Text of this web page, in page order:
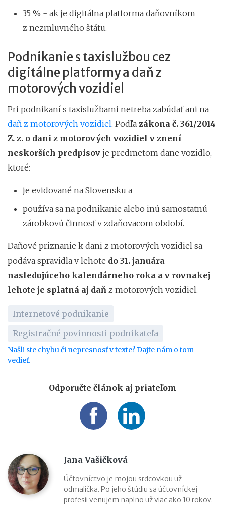
35 % - ak je digitálna platforma daňovníkom
z nezmluvného štátu.
Podnikanie s taxislužbou cez
digitálne platformy a daň z
motorových vozidiel
Pri podnikaní s taxislužbami netreba zabúdať ani na
daň z motorových vozidiel. Podľa zákona č. 361/2014
Z. z. o dani z motorových vozidiel v znení
neskorších predpisov je predmetom dane vozidlo,
ktoré:
je evidované na Slovensku a
používa sa na podnikanie alebo inú samostatnú
zárobkovú činnosť v zdaňovacom období.
Daňové priznanie k dani z motorových vozidiel sa
podáva spravidla v lehote do 31. januára
nasledujúceho kalendárneho roka a v rovnakej
lehote je splatná aj daň z motorových vozidiel.
Internetové podnikanie
Registračné povinnosti podnikateľa
Našli ste chybu či nepresnosť v texte? Dajte nám o tom
vedieť.
Odporučte článok aj priateľom
Jana Vašičková
Účtovníctvo je mojou srdcovkou už
odmalička. Po jeho štúdiu sa účtovníckej
profesii venujem naplno už viac ako 10 rokov.